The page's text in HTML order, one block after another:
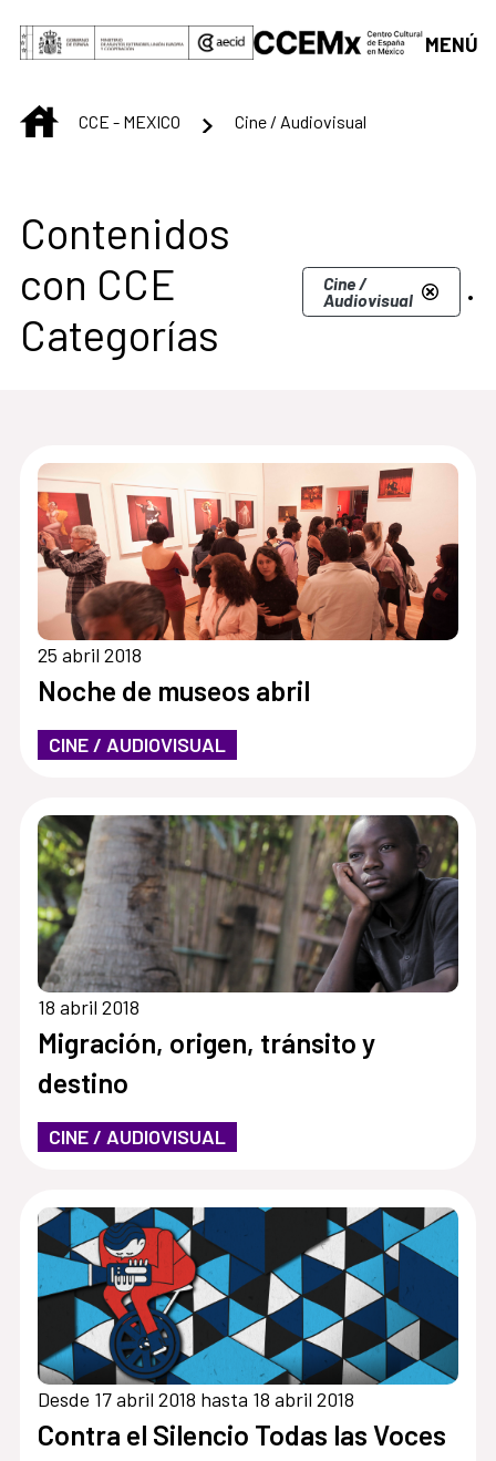
Saltar al contenido principal
MENÚ
INICIOCCE - MEXICO Cine / Audiovisual
Centro Cultural de
Contenidos
con CCE
Categorías
Cine /
Audiovisual .
25 abril 2018
Noche de museos abril
CINE / AUDIOVISUAL
18 abril 2018
Migración, origen, tránsito y
destino
CINE / AUDIOVISUAL
Desde 17 abril 2018 hasta 18 abril 2018
Contra el Silencio Todas las Voces